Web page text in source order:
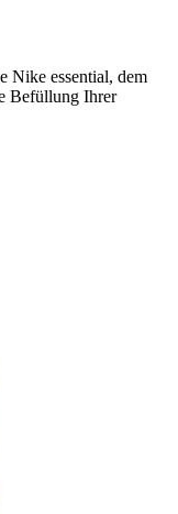
Nike essential, dem
Befüllung Ihrer